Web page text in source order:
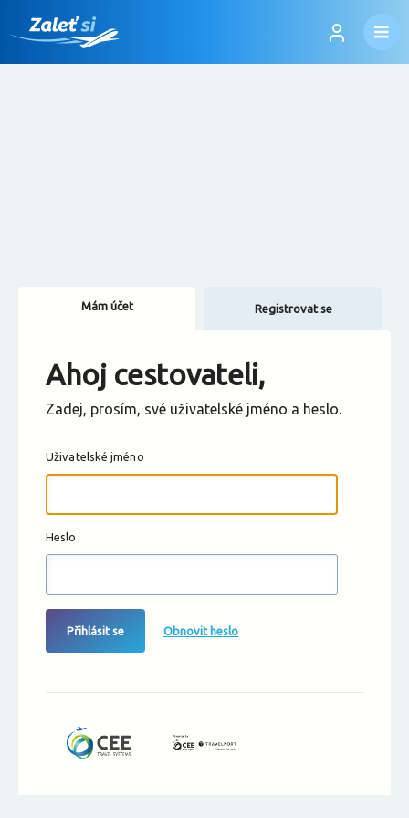
Změnit měnu
Mám účet Registrovat se
Ahoj cestovateli,
Zadej, prosím, své uživatelské jméno a heslo.
Uživatelské jméno
Heslo
Přihlásit se Obnovit heslo